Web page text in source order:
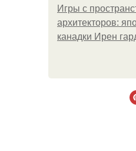
Игры с
архитекторов:
канадки Ирен